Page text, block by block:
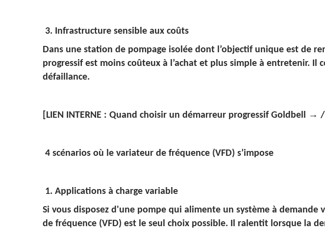
3. Infrastructure sensible aux coûts
Dans une station de pompage isolée dont l’objectif unique est de
progressif est moins coûteux à l’achat et plus simple à entretenir.
défaillance.
[LIEN INTERNE : Quand choisir un démarreur progressif Goldbell → /
4 scénarios où le variateur de fréquence (VFD) s’impose
1. Applications à charge variable
Si vous disposez d'une pompe qui alimente un système à
de fréquence (VFD) est le seul choix possible. Il ralentit lorsque la